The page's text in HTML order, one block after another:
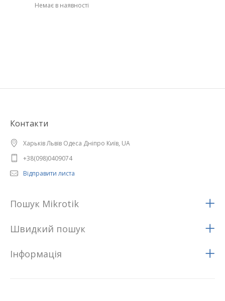
Немає в наявності
Контакти
Харьків Львів Одеса Дніпро Київ, UA
+38(098)0409074
Відправити листа
Пошук Mikrotik
Швидкий пошук
Iнформацiя